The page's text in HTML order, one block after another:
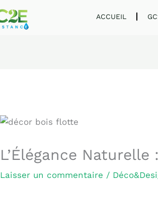
ACCUEIL
L’Élégance
Laisser un commentaire /